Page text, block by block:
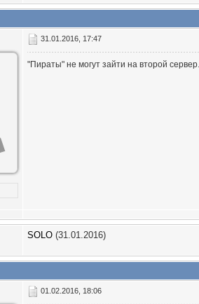
31.01.2016, 17:47
"Пираты" не могут зайти на второй
SOLO (31.01.2016)
01.02.2016, 18:06